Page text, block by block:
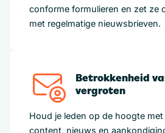
conforme formulieren en zet ze
met regelmatige nieuwsbrieven.
Betrokkenheid
vergroten
Houd je leden op de hoogte
content, nieuws en